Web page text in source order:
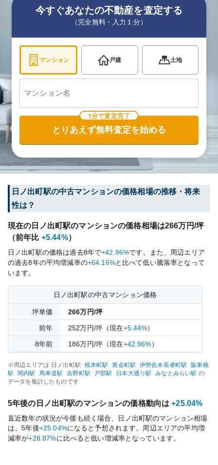
今すぐあなたの不動産を査定する
（完全無料・入力１分）
マンション 戸建 土地
1分で査定完了
とりあえず無料査定を始める
日ノ出町駅の中古マンションの価格相場の推移・将来
性は？
現在の 日ノ出町駅のマンションの価格相場は266万円/坪
（前年比 +5.44%）
日ノ出町駅の価格は過去8年で+42.96%です。
また、周辺エリア
の過去8年の平均増減率の+64.16%と比べて低い騰落率となって
います。
日ノ出町駅の中古マンション価格
坪単価 266万円/坪
前年 252万円/坪 （現在+5.44%）
8年前 186万円/坪 （現在+42.96%）
※周辺エリアは 日ノ出町駅 桜木町駅 黄金町駅 伊勢佐木長者町駅
阪東橋
駅
関内駅 馬車道駅 吉野町駅 戸部駅 日本大通り駅 みなとみらい駅 の
データを集計したものです
5年後の 日ノ出町駅のマンションの価格動向は +25.04%
直近数年の状況が今後も続く場合、 日ノ出町駅のマンション相場
は、5年後+25.04%になると予想されます。周辺エリアの平均増
減率が+28.87%に比べると低い増減率となっています。